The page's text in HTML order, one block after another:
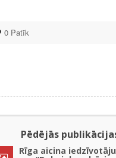
0Patīk
Pēdējās
Rīga aicina